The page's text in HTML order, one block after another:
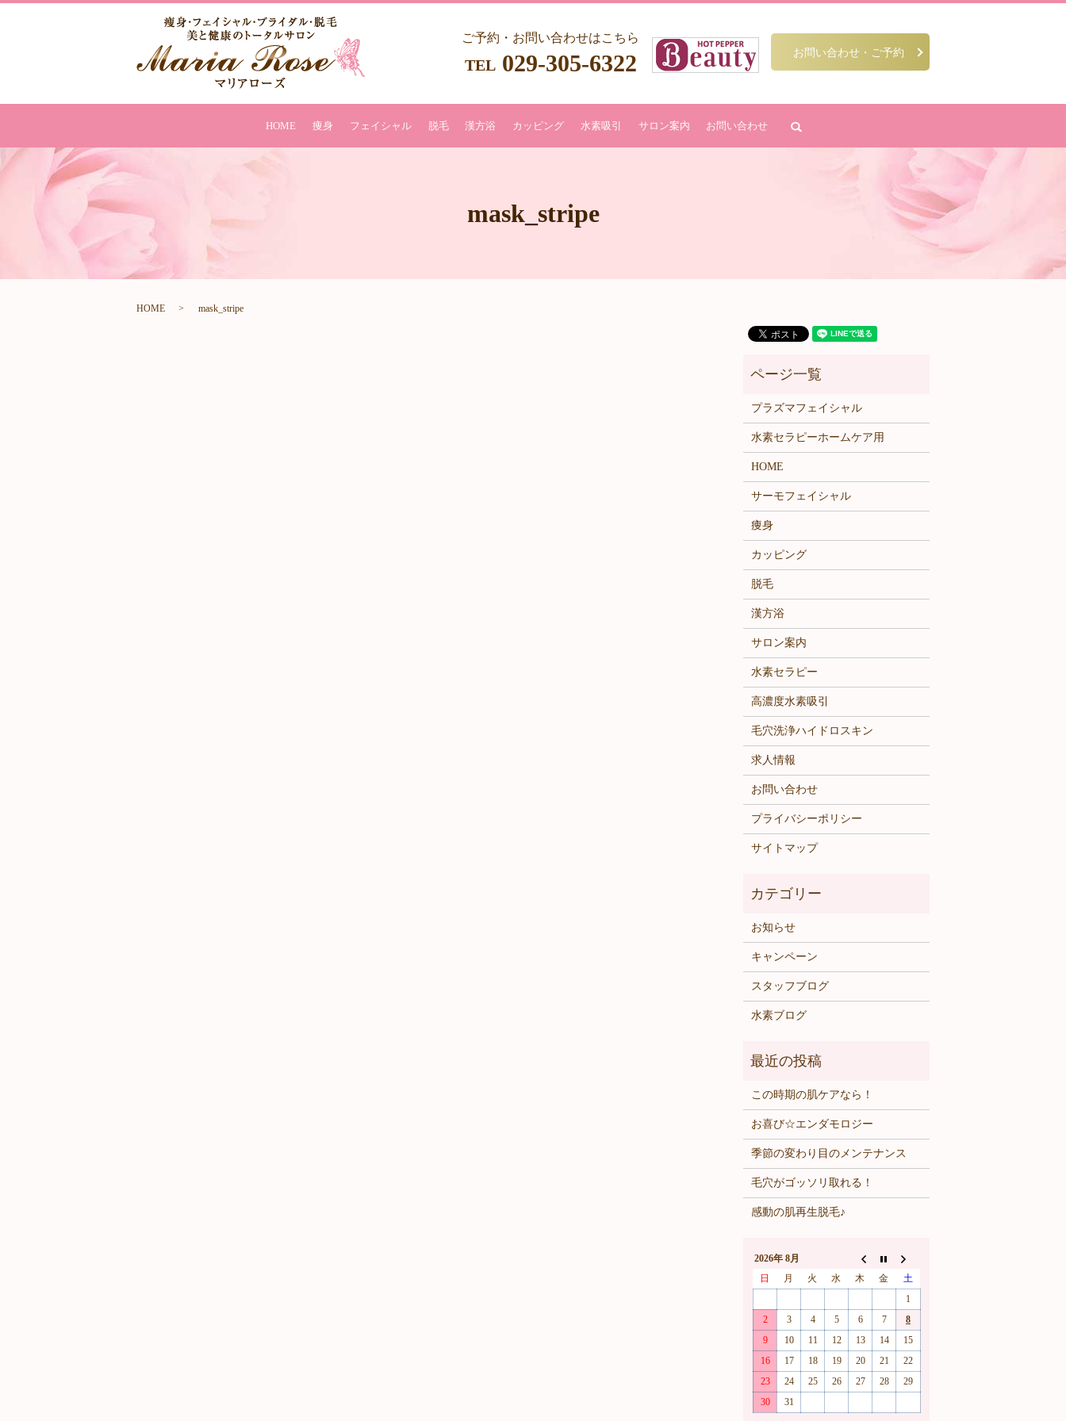
ご予約・お問い合わせはこちら
TEL029-305-6322 お問い合わせ・ご予約
HOME 痩身 フェイシャル 脱毛 漢方浴 カッピング 水素吸引 サロン案内 お問い合わせ
mask_stripe
HOME mask_stripe
プラズマフェイシャル
水素セラピーホームケア用
HOME
サーモフェイシャル
痩身
カッピング
脱毛
漢方浴
サロン案内
水素セラピー
高濃度水素吸引
毛穴洗浄ハイドロスキン
求人情報
お問い合わせ
プライバシーポリシー
サイトマップ
お知らせ
キャンペーン
スタッフブログ
水素ブログ
この時期の肌ケアなら！
お喜び☆エンダモロジー
季節の変わり目のメンテナンス
毛穴がゴッソリ取れる！
感動の肌再生脱毛♪
2026年 8月
日
月 火 水 木 金
土
1
2
3 4 5 6 7
8
9
10 11 12 13 14
15
16
17 18 19 20 21
22
23
24 25 26 27 28
29
30
31